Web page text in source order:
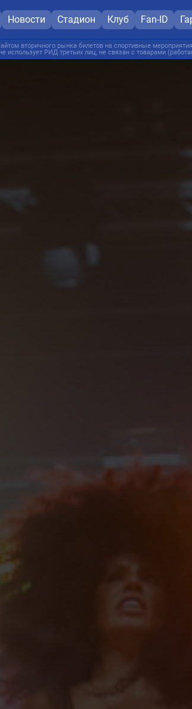
Новости Стадион Клуб Fan-ID
вторичного рынка билетов на спортивные
использует РИД третьих лиц, не связан с товарами